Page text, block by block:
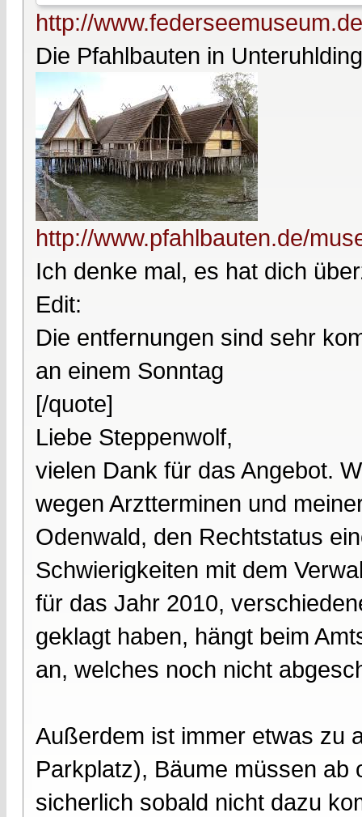
http://
Die Pfahlbauten in
http://www.pfahlbauten.de/
Ich denke mal, es hat dich
Edit:
Die entfernungen sind sehr
an einem Sonntag
[/quote]
Liebe Steppenwolf,
vielen Dank für das Angebot.
wegen Arztterminen und
Odenwald, den Rechtstatus
Schwierigkeiten mit dem
für das Jahr 2010,
geklagt haben, hängt beim
an, welches noch nicht
Außerdem ist immer etwas zu
Parkplatz), Bäume müssen
sicherlich sobald nicht dazu